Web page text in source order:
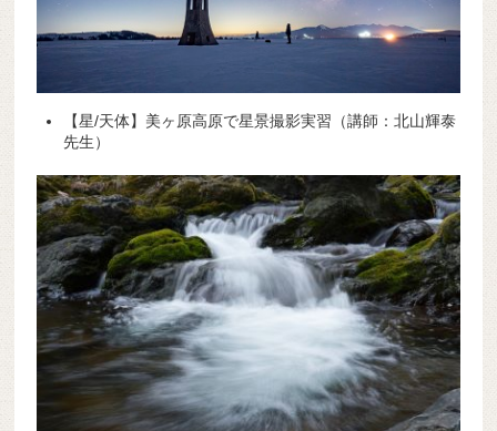
【星/天体】美ヶ原高原で星景撮影実習（講師：北山輝泰
先生）